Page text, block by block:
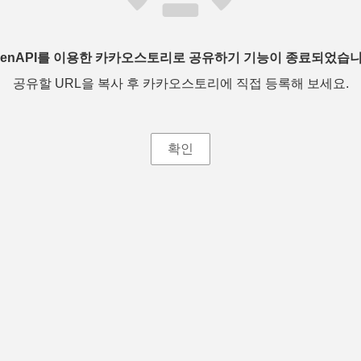
를 이용한 카카오스토리로 공유하기 기능이 종료되었습
공유할 URL을 복사 후 카카오스토리에 직접 등록해 보세요.
확인